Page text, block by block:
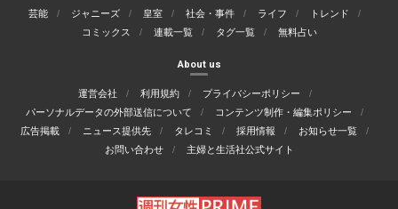
芸能 ジャニーズ 皇室 社会・事件 ライフ
トレンド
コミックス
連載一覧 タグ一覧 無料占い
About us
運営会社 利用規約
プライバシーポリシー
パーソナルデータの外部送信について
コンテンツ制作・編集ポリシー
広告掲載
ニュース提供先 タレコミ 採用情報
お知らせ一覧
お問い合わせ
主婦と生活社公式サイト